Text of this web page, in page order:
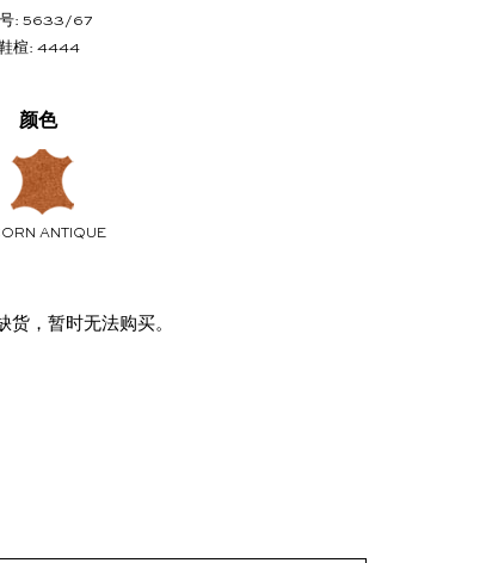
: 5633/67
楦: 4444
颜色
ANTIQUE
货，暂时无法购买。